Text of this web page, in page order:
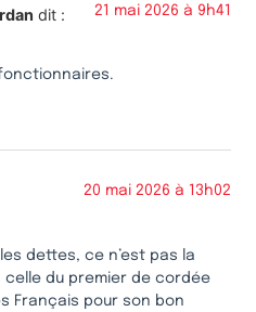
dit : 21 mai 2026 à 9h41
20 mai 2026 à 13h02
dettes, ce n’est pas la
du premier de cordée
Français pour son bon